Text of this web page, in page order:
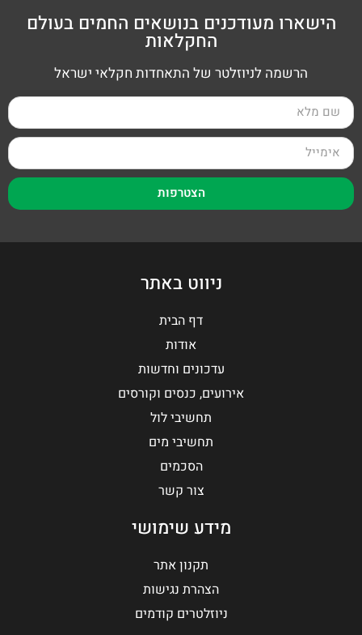
הישארו מעודכנים בנושאים החמים בעולם
החקלאות
הרשמה לניוזלטר של התאחדות חקלאי ישראל
הצטרפות
ניווט באתר
דף הבית
אודות
עדכונים וחדשות
אירועים, כנסים וקורסים
תחשיבי לול
תחשיבי מים
הסכמים
צור קשר
מידע שימושי
תקנון אתר
הצהרת נגישות
ניוזלטרים קודמים